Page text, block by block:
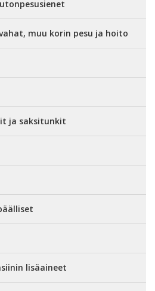
muu korin pesu ja hoito
ja saksitunkit
lisäaineet